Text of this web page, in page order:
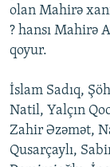
olan Mahirə
? hansı Mahirə
qoyur.
İslam Sadıq,
Natil, Yalçın
Zahir Əzəmət,
Qusarçaylı,